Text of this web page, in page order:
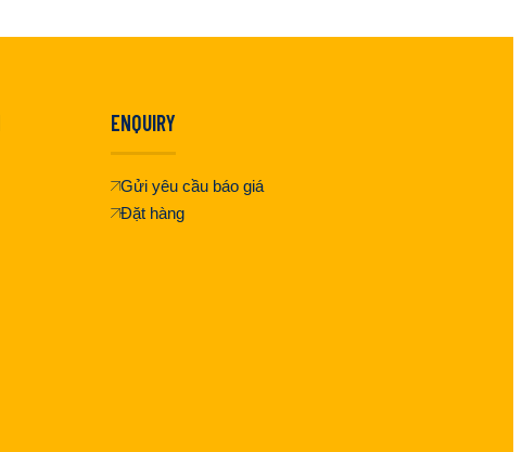
ENQUIRY
Gửi yêu cầu báo giá
Đặt hàng